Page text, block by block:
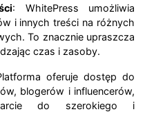
: WhitePress umożliwia
i innych treści na różnych
To znacznie upraszcza
czas i zasoby.
oferuje dostęp do
blogerów i influencerów,
do szerokiego i